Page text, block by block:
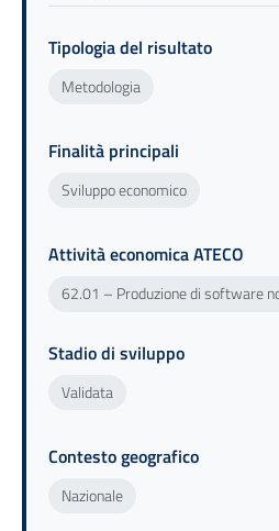
Tipologia del risultato
Metodologia
Finalità principali
Sviluppo economico
Attività economica ATECO
62.01 – Produzione di software
Stadio di sviluppo
Validata
Contesto geografico
Nazionale